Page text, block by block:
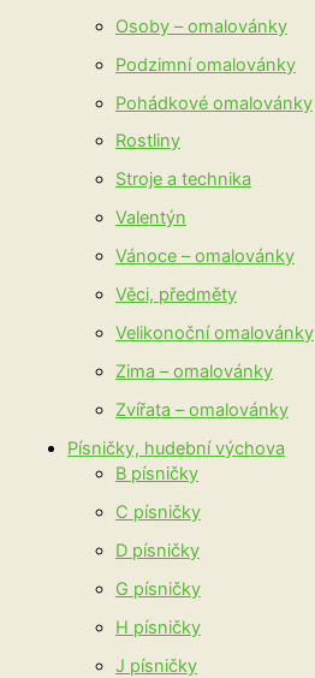
Osoby – omalovánky
Podzimní omalovánky
Pohádkové omalovánky
Rostliny
Stroje a technika
Valentýn
Vánoce – omalovánky
Věci, předměty
Velikonoční omalovánky
Zima – omalovánky
Zvířata – omalovánky
Písničky, hudební výchova
B písničky
C písničky
D písničky
G písničky
H písničky
J písničky